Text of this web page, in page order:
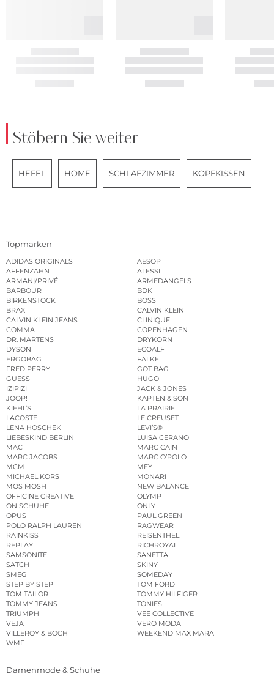
Stöbern Sie weiter
HEFEL HOME SCHLAFZIMMER KOPFKISSEN
Topmarken
ADIDAS ORIGINALS
AESOP
AFFENZAHN
ALESSI
ARMANI/PRIVÉ
ARMEDANGELS
BARBOUR
BDK
BIRKENSTOCK
BOSS
BRAX
CALVIN KLEIN
CALVIN KLEIN JEANS
CLINIQUE
COMMA
COPENHAGEN
DR. MARTENS
DRYKORN
DYSON
ECOALF
ERGOBAG
FALKE
FRED PERRY
GOT BAG
GUESS
HUGO
IZIPIZI
JACK & JONES
JOOP!
KAPTEN & SON
KIEHL’S
LA PRAIRIE
LACOSTE
LE CREUSET
LENA HOSCHEK
LEVI’S®
LIEBESKIND BERLIN
LUISA CERANO
MAC
MARC CAIN
MARC JACOBS
MARC O’POLO
MCM
MEY
MICHAEL KORS
MONARI
MOS MOSH
NEW BALANCE
OFFICINE CREATIVE
OLYMP
ON SCHUHE
ONLY
OPUS
PAUL GREEN
POLO RALPH LAUREN
RAGWEAR
RAINKISS
REISENTHEL
REPLAY
RICHROYAL
SAMSONITE
SANETTA
SATCH
SKINY
SMEG
SOMEDAY
STEP BY STEP
TOM FORD
TOM TAILOR
TOMMY HILFIGER
TOMMY JEANS
TONIES
TRIUMPH
VEE COLLECTIVE
VEJA
VERO MODA
VILLEROY & BOCH
WEEKEND MAX MARA
WMF
Damenmode & Schuhe